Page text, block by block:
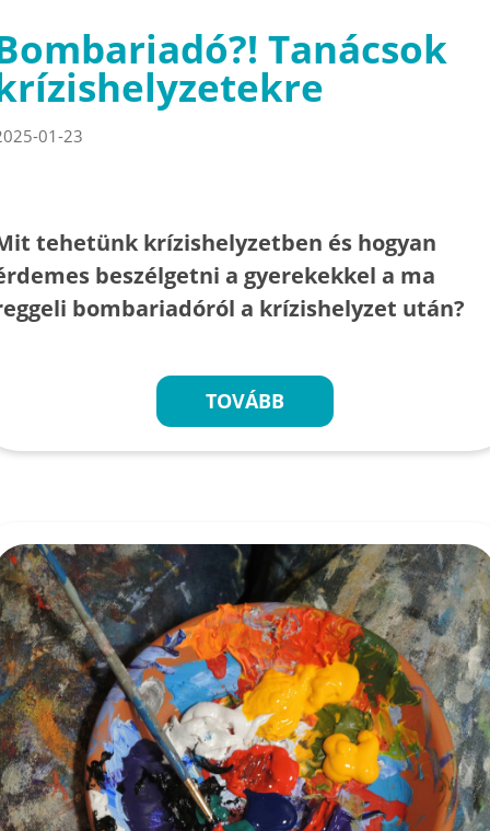
Tanácsok
01-23
tehetünk krízishelyzetben és hogyan
beszélgetni a gyerekekkel a ma
bombariadóról a krízishelyzet után?
TOVÁBB